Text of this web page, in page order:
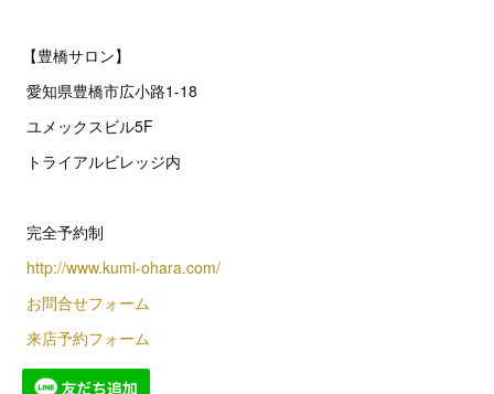
【豊橋サロン】
愛知県豊橋市広小路1-18
ユメックスビル5F
トライアルビレッジ内
完全予約制
http://www.kumi-ohara.com/
お問合せフォーム
来店予約フォーム